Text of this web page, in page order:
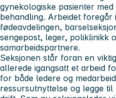
gynekologiske pasienter
behandling. Arbeidet foregår
fødeavdelingen,
sengepost, leger, poliklinikk
samarbeidspartnere.
Seksjonen står foran en
allerede igangsatt et arbeid
for både ledere og
ressursutnyttelse og legge